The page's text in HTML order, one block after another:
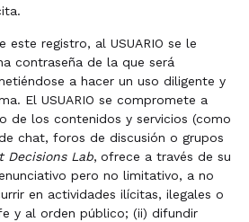
este registro, al USUARIO se le
contraseña de la que será
a hacer un uso diligente y
El USUARIO se compromete a
de los contenidos y servicios (como
chat, foros de discusión o grupos
Decisions Lab, ofrece a través de su
pero no limitativo, a no
en actividades ilícitas, ilegales o
y al orden público; (ii) difundir